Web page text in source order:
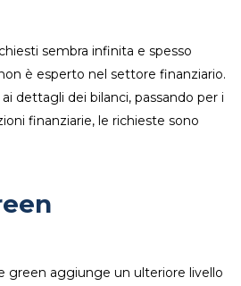
sembra infinita e spesso
è esperto nel settore finanziario.
dettagli dei bilanci, passando per i
finanziarie, le richieste sono
green aggiunge un ulteriore livello